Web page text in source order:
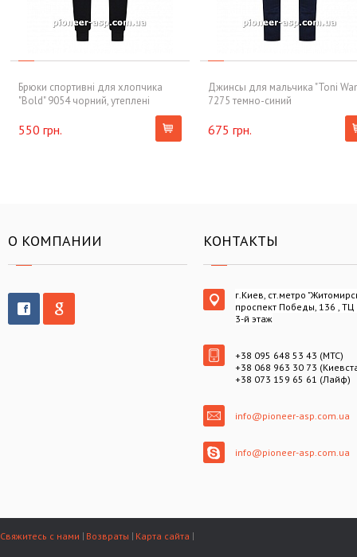
Брюки спортивні для хлопчика
"Bold" 9054 чорний, утеплені
550 грн.
Джинсы для мальчика "Toni
7275 темно-синий
675 грн.
О КОМПАНИИ КОНТАКТЫ
г.Киев, ст.метро
проспект Победы, 136 , ТЦ
3-й этаж
+38 095 648 53 43 (МТС)
+38 068 963 30 73
+38 073 159 65 61 (Лайф)
info@pioneer-asp.com.ua
info@pioneer-asp.com.ua
Свяжитесь с нами Возвраты Карта сайта